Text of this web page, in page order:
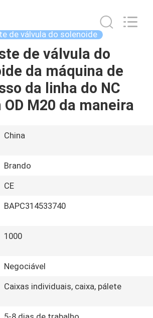
de válvula do solenoide
de válvula do
da máquina de
da linha do NC
M20 da maneira
China
Brando
CE
BAPC314533740
1000
Negociável
Caixas individuais, caixa, pálete